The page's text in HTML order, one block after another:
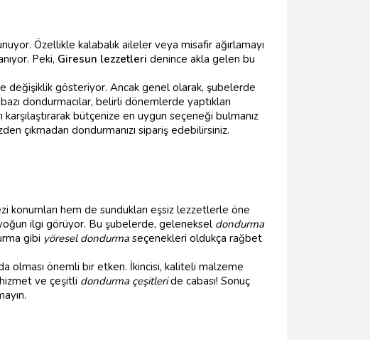
Özellikle kalabalık aileler veya misafir ağırlamayı
Peki, Giresun lezzetleri denince akla gelen bu
değişiklik gösteriyor. Ancak genel olarak, şubelerde
dondurmacılar, belirli dönemlerde yaptıkları
bütçenize en uygun seçeneği bulmanız
çıkmadan dondurmanızı sipariş edebilirsiniz.
konumları hem de sundukları eşsiz lezzetlerle öne
ilgi görüyor. Bu şubelerde, geleneksel dondurma
gibi yöresel dondurmaseçenekleri oldukça rağbet
olması önemli bir etken. İkincisi, kaliteli malzeme
ve çeşitli dondurma çeşitleride cabası! Sonuç